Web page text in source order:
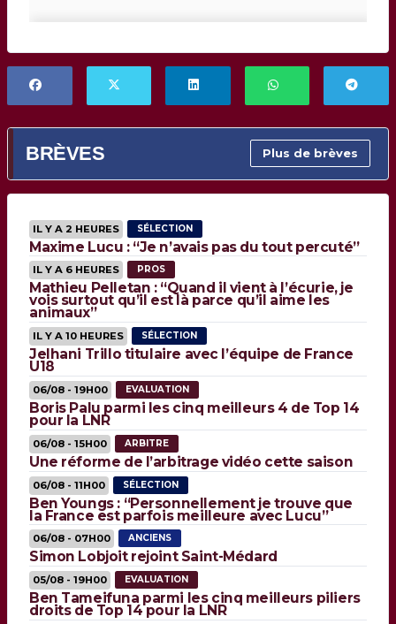
BRÈVES Plus de brèves
IL Y A 2 HEURES SÉLECTION
Maxime Lucu : “Je n’avais pas du tout percuté”
IL Y A 6 HEURES PROS
Mathieu Pelletan : “Quand il vient à l’écurie, je
vois surtout qu’il est là parce qu’il aime les
animaux”
IL Y A 10 HEURES SÉLECTION
Jelhani Trillo titulaire avec l’équipe de France
U18
06/08 - 19H00 EVALUATION
Boris Palu parmi les cinq meilleurs 4 de Top 14
pour la LNR
06/08 - 15H00 ARBITRE
Une réforme de l’arbitrage vidéo cette saison
06/08 - 11H00 SÉLECTION
Ben Youngs : “Personnellement je trouve que
la France est parfois meilleure avec Lucu”
06/08 - 07H00 ANCIENS
Simon Lobjoit rejoint Saint-Médard
05/08 - 19H00 EVALUATION
Ben Tameifuna parmi les cinq meilleurs piliers
droits de Top 14 pour la LNR